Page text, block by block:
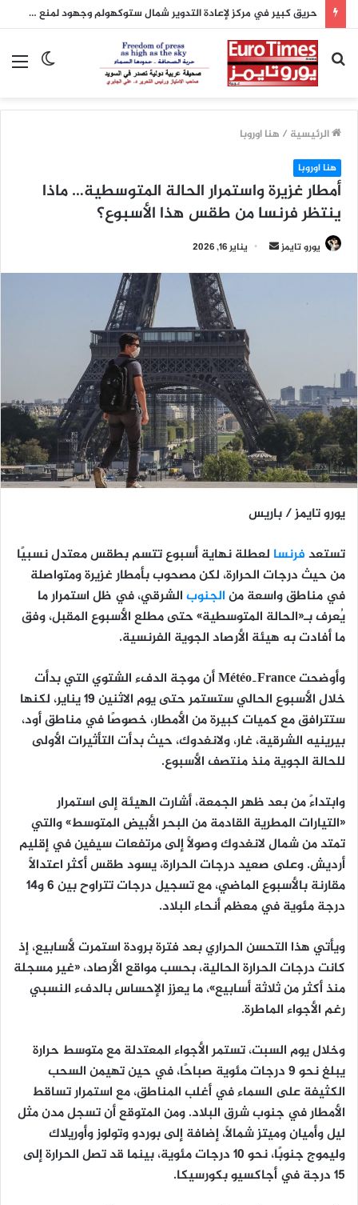
حريق كبير في مركز لإعادة التدوير شمال ستوكهولم وجهود لمنع امتداده
الوضع
بحث
عن
الرئيسية / هنا اوروبا
هنا اوروبا
أمطار غزيرة واستمرار الحالة المتوسطية… ماذا
ينتظر فرنسا من طقس هذا الأسبوع؟
يورو تايمز
أرسل يناير 16, 2026
يورو تايمز / باريس
تستعدفرنسا لعطلة نهاية أسبوع تتسم بطقس معتدل نسبيًا
من حيث درجات الحرارة، لكن مصحوب بأمطار غزيرة ومتواصلة
في مناطق واسعة منالجنوبالشرقي، في ظل استمرار ما
يُعرف بـ«الحالة المتوسطية» حتى مطلع الأسبوع المقبل، وفق
ما أفادت به هيئة الأرصاد الجوية الفرنسية.
وأوضحتMétéo‑Franceأن موجة الدفء الشتوي التي بدأت
خلال الأسبوع الحالي ستستمر حتى يوم الاثنين 19 يناير، لكنها
ستترافق مع كميات كبيرة من الأمطار، خصوصًا في مناطق أود،
بيرينيه الشرقية، غار، ولانغدوك، حيث بدأت التأثيرات الأولى
للحالة الجوية منذ منتصف الأسبوع.
وابتداءً من بعد ظهر الجمعة، أشارت الهيئة إلى استمرار
«التيارات المطرية القادمة من البحر الأبيض المتوسط» والتي
تمتد من شمال لانغدوك وصولًا إلى مرتفعات سيفين في إقليم
أرديش. وعلى صعيد درجات الحرارة، يسود طقس أكثر اعتدالًا
مقارنة بالأسبوع الماضي، مع تسجيل درجات تتراوح بين 6 و14
درجة مئوية في معظم أنحاء البلاد.
ويأتي هذا التحسن الحراري بعد فترة برودة استمرت لأسابيع، إذ
كانت درجات الحرارة الحالية، بحسب مواقع الأرصاد، «غير مسجلة
منذ أكثر من ثلاثة أسابيع»، ما يعزز الإحساس بالدفء النسبي
رغم الأجواء الماطرة.
وخلال يوم السبت، تستمر الأجواء المعتدلة مع متوسط حرارة
يبلغ نحو 9 درجات مئوية صباحًا، في حين تهيمن السحب
الكثيفة على السماء في أغلب المناطق، مع استمرار تساقط
الأمطار في جنوب شرق البلاد. ومن المتوقع أن تسجل مدن مثل
ليل وأميان وميتز شمالًا، إضافة إلى بوردو وتولوز وأوريلاك
وليموج جنوبًا، نحو 10 درجات مئوية، بينما قد تصل الحرارة إلى
15 درجة في أجاكسيو بكورسيكا.